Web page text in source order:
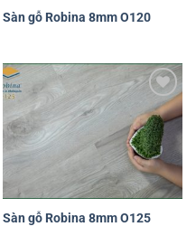
Sàn gỗ Robina 8mm O120
Yêu
thích
Sàn gỗ Robina 8mm O125